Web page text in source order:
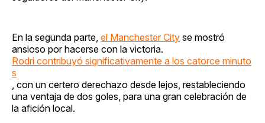
En la segunda parte, el Manchester City se mostró
ansioso por hacerse con la victoria.
Rodri contribuyó significativamente a los catorce minuto
s
, con un certero derechazo desde lejos, restableciendo
una ventaja de dos goles, para una gran celebración de
la afición local.